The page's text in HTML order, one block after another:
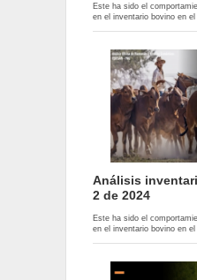
Este ha sido el
en el inventario bovino en
Análisis
2 de 2024
Este ha sido el
en el inventario bovino en